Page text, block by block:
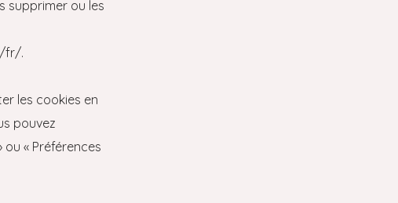
supprimer ou les
fr/.
les cookies en
pouvez
« Préférences